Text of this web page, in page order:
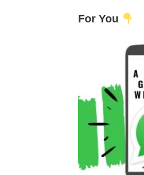
For You